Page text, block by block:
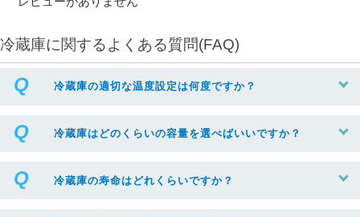
冷蔵庫に関するよくある質問(FAQ)
冷蔵庫の適切な温度設定は何度ですか？
冷蔵庫はどのくらいの容量を選べばいいですか？
冷蔵庫の寿命はどれくらいですか？